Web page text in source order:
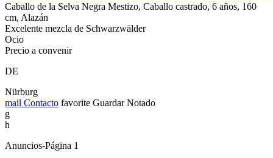
Caballo de la Selva Negra Mestizo, Caballo castrado, 6 años, 160
cm, Alazán
Excelente mezcla de Schwarzwälder
Ocio
Precio a convenir
DE
Nürburg
mail Contacto favorite Guardar Notado
g
h
Anuncios-Página 1